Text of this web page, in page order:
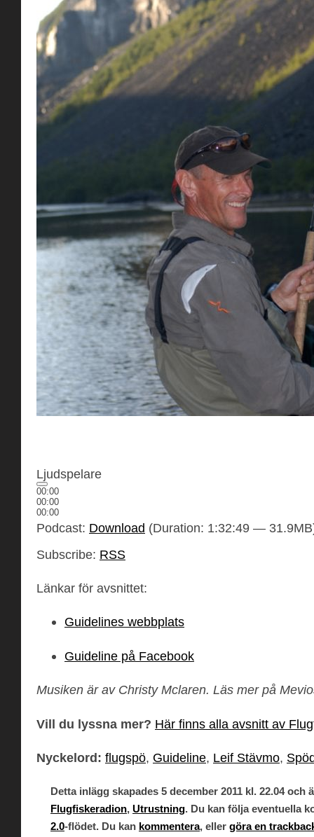
Ljudspelare
00:00
00:00
00:00
Podcast: Download (Duration: 1:32:49 —
Subscribe: RSS
Länkar för avsnittet:
Guidelines webbplats
Guideline på Facebook
Musiken är av Christy Mclaren. Läs mer på
Vill du lyssna mer? Här finns alla avsnitt av
Nyckelord: flugspö, Guideline, Leif Stävmo,
Detta inlägg skapades 5 december 2011 kl. 22.04 och
Flugfiskeradion, Utrustning. Du kan följa eventuella
2.0-flödet. Du kan kommentera, eller göra en